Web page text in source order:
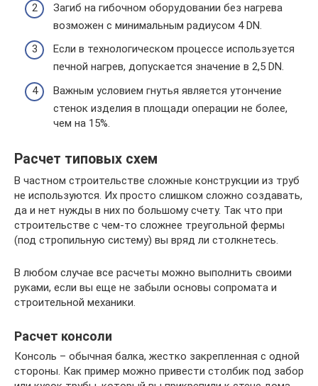
Загиб на гибочном оборудовании без нагрева
возможен с минимальным радиусом 4 DN.
Если в технологическом процессе используется
печной нагрев, допускается значение в 2,5 DN.
Важным условием гнутья является утончение
стенок изделия в площади операции не более,
чем на 15%.
Расчет типовых схем
В частном строительстве сложные конструкции из труб
не используются. Их просто слишком сложно создавать,
да и нет нужды в них по большому счету. Так что при
строительстве с чем-то сложнее треугольной фермы
(под стропильную систему) вы вряд ли столкнетесь.
В любом случае все расчеты можно выполнить своими
руками, если вы еще не забыли основы сопромата и
строительной механики.
Расчет консоли
Консоль – обычная балка, жестко закрепленная с одной
стороны. Как пример можно привести столбик под забор